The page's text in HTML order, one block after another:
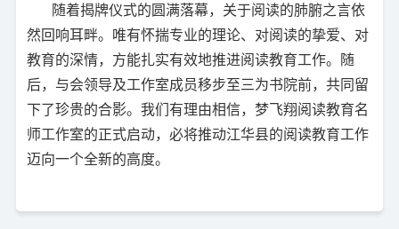
随着揭牌仪式的圆满落幕，关于阅读的肺腑之言依
然回响耳畔。唯有怀揣专业的理论、对阅读的挚爱、对
教育的深情，方能扎实有效地推进阅读教育工作。随
后，与会领导及工作室成员移步至三为书院前，共同留
下了珍贵的合影。我们有理由相信，梦飞翔阅读教育名
师工作室的正式启动，必将推动江华县的阅读教育工作
迈向一个全新的高度。